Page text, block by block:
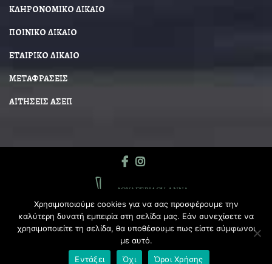
ΚΛΗΡΟΝΟΜΙΚΟ ΔΙΚΑΙΟ
ΠΟΙΝΙΚΟ ΔΙΚΑΙΟ
ΕΤΑΙΡΙΚΟ ΔΙΚΑΙΟ
ΜΕΤΑΦΡΑΣΕΙΣ
ΑΙΤΗΣΕΙΣ ΑΣΕΠ
Δουλγερίδου Άννα Δικηγόρος
Χρησιμοποιούμε cookies για να σας προσφέρουμε την
καλύτερη δυνατή εμπειρία στη σελίδα μας. Εάν συνεχίσετε να
χρησιμοποιείτε τη σελίδα, θα υποθέσουμε πως είστε σύμφωνοι
με αυτό.
Εντάξει
Όχι Όροι Χρήσης